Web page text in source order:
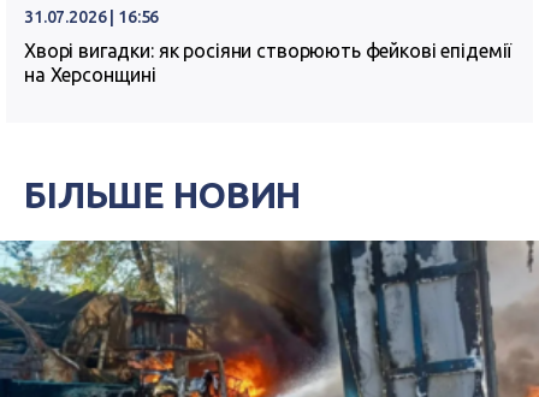
31.07.2026 | 16:56
Хворі вигадки: як росіяни створюють фейкові епідемії
на Херсонщині
БІЛЬШЕ НОВИН